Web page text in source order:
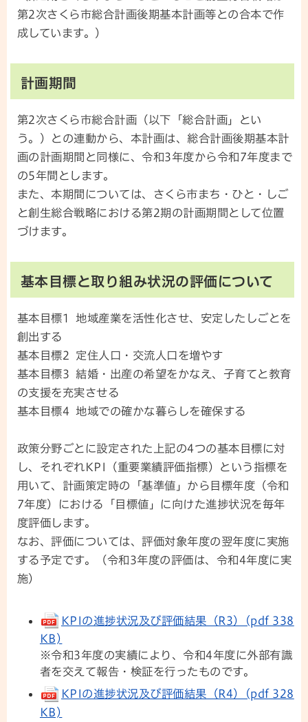
第2次さくら市総合計画後期基本計画等との合本で作
成しています。）
計画期間
第2次さくら市総合計画（以下「総合計画」とい
う。）との連動から、本計画は、総合計画後期基本計
画の計画期間と同様に、令和3年度から令和7年度まで
の5年間とします。
また、本期間については、さくら市まち・ひと・しご
と創生総合戦略における第2期の計画期間として位置
づけます。
基本目標と取り組み状況の評価について
基本目標1 地域産業を活性化させ、安定したしごとを
創出する
基本目標2 定住人口・交流人口を増やす
基本目標3 結婚・出産の希望をかなえ、子育てと教育
の支援を充実させる
基本目標4 地域での確かな暮らしを確保する
政策分野ごとに設定された上記の4つの基本目標に対
し、それぞれKPI（重要業績評価指標）という指標を
用いて、計画策定時の「基準値」から目標年度（令和
7年度）における「目標値」に向けた進捗状況を毎年
度評価します。
なお、評価については、評価対象年度の翌年度に実施
する予定です。（令和3年度の評価は、令和4年度に実
施）
KPIの進捗状況及び評価結果（R3）(pdf 338
KB)
※令和3年度の実績により、令和4年度に外部有識
者を交えて報告・検証を行ったものです。
KPIの進捗状況及び評価結果（R4）(pdf 328
KB)